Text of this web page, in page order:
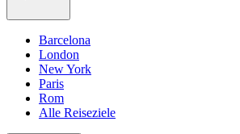
Barcelona
London
New York
Paris
Rom
Alle Reiseziele